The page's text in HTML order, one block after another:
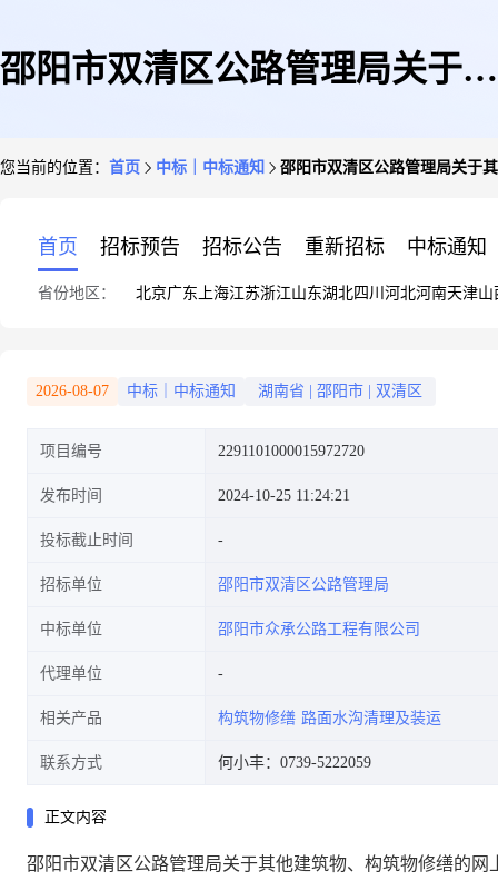
邵阳市双清区公路管理局关于其
您当前的位置： 首页 中标｜中标通知 邵阳市双清区公路管理局关于
首页 招标预告 招标公告 重新招标 中标通知
省份地区： 北京广东 上海江苏浙江山东湖北四川 河北河南天津山
2026-08-07 中标｜中标通知 湖南省 邵阳市 双清区
项目编号 2291101000015972720
发布时间 2024-10-25 11:24:21
投标截止时间
招标单位 邵阳市双清区公路管理局
中标单位 邵阳市众承公路工程有限公司
代理单位
相关产品 构筑物修缮 路面水沟清理及装运
联系方式 何小丰：0739-5222059
正文内容
邵阳市双清区公路管理局关于其他建筑物、构筑物修缮的网